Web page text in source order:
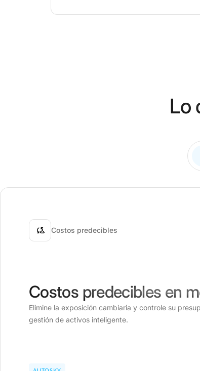
Lo
Costos predecibles
Costos predecibles en
Elimine la exposición cambiaria y controle su
gestión de activos inteligente.